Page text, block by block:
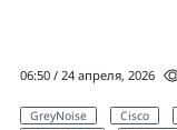
06:50 / 24 апреля, 2026
GreyNoise Cisco